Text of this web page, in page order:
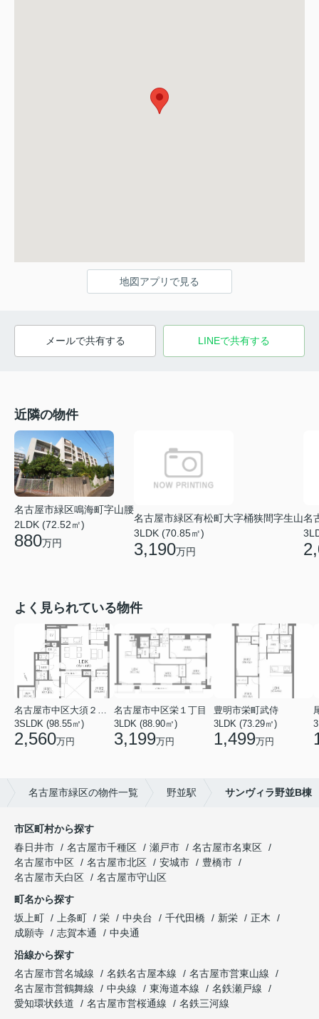
地図アプリで見る
メールで共有する LINEで共有する
近隣の物件
名古屋市緑区鳴海町字山腰
2LDK (72.52㎡)
880万円
名古屋市緑区有松町大字桶狭間字生山
3LDK (70.85㎡)
3,190万円
名
よく見られている物件
名古屋市中区大須２丁目
3SLDK (98.55㎡)
2,560万円
名古屋市中区栄１丁目
3LDK (88.90㎡)
3,199万円
豊明市栄町武侍
3LDK (73.29㎡)
1,499万円
名古屋市緑区の物件一覧 野並駅 サンヴィラ野並B棟
市区町村から探す
春日井市
名古屋市千種区 瀬戸市
名古屋市名東区
名古屋市中区
名古屋市北区 安城市
豊橋市
名古屋市天白区
名古屋市守山区
町名から探す
坂上町
上条町 栄 中央台 千代田橋 新栄
正木
成願寺
志賀本通
中央通
沿線から探す
名古屋市営名城線
名鉄名古屋本線
名古屋市営東山線
名古屋市営鶴舞線
中央線 東海道本線
名鉄瀬戸線
愛知環状鉄道
名古屋市営桜通線
名鉄三河線